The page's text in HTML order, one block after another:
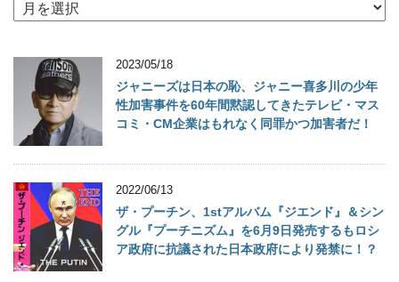
2023/05/18
ジャニーズは日本の恥、ジャニー喜多川の少年
性加害事件を60年間黙認してきたテレビ・マス
コミ・CM企業はもれなく同罪かつ加害者だ！
2022/06/13
ザ・プーチン、1stアルバム『ジエンド』＆シン
グル『プーチニズム』を6月9日発売するもロシ
ア政府に抗議された日本政府により発禁に！？